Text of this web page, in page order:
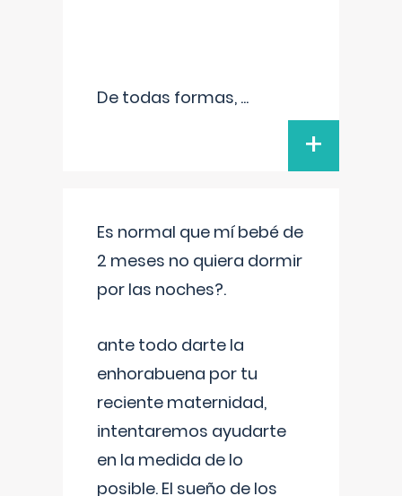
De todas formas, ...
+
Es normal que mí bebé de
2 meses no quiera dormir
por las noches?.
ante todo darte la
enhorabuena por tu
reciente maternidad,
intentaremos ayudarte
en la medida de lo
posible. El sueño de los